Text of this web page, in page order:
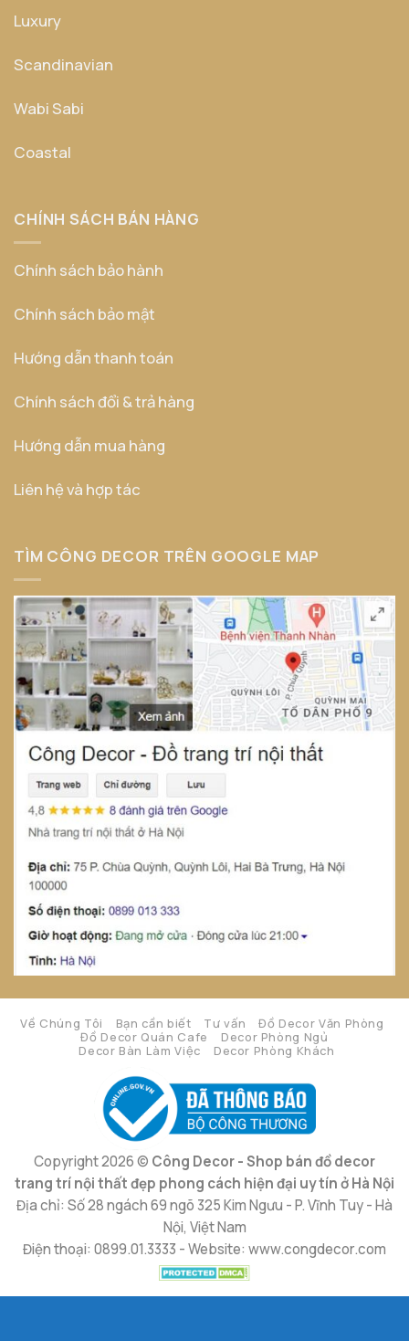
Luxury
Scandinavian
Wabi Sabi
Coastal
CHÍNH SÁCH BÁN HÀNG
Chính sách bảo hành
Chính sách bảo mật
Hướng dẫn thanh toán
Chính sách đổi & trả hàng
Hướng dẫn mua hàng
Liên hệ và hợp tác
TÌM CÔNG DECOR TRÊN GOOGLE MAP
Về Chúng Tôi Bạn cần biết Tư vấn
Đồ Decor Văn Phòng
Đồ Decor Quán Cafe
Decor Phòng Ngủ
Decor Bàn Làm Việc
Decor Phòng Khách
Copyright 2026 © Công Decor - Shop bán đồ decor
trang trí nội thất đẹp phong cách hiện đại uy tín ở Hà Nội
Địa chỉ: Số 28 ngách 69 ngõ 325 Kim Ngưu - P. Vĩnh Tuy - Hà
Nội, Việt Nam
Điện thoại: 0899.01.3333 - Website: www.congdecor.com